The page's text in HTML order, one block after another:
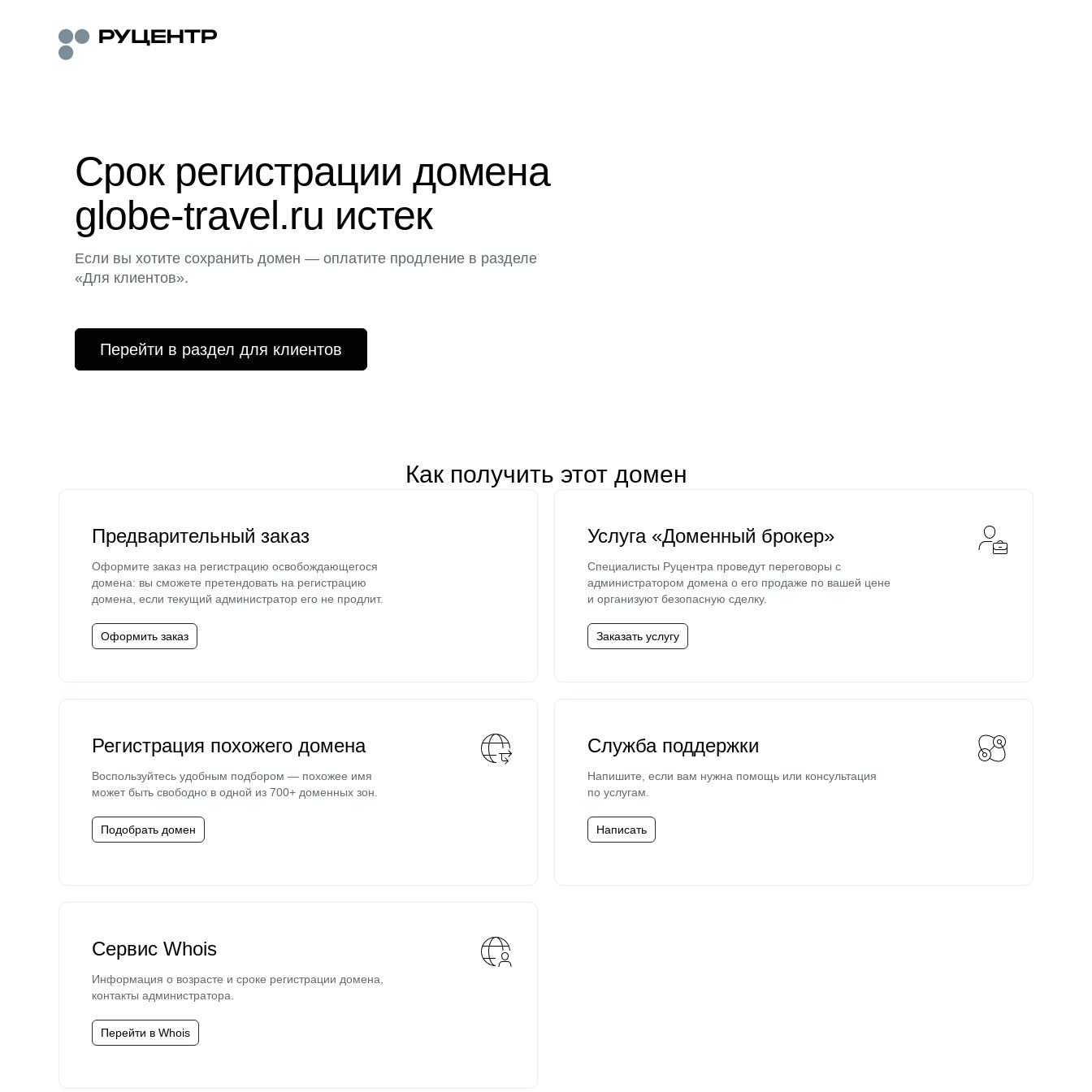
Срок регистрации домена
globe-travel.ru истек
Если вы хотите сохранить домен — оплатите продление в разделе
«Для клиентов».
Перейти в раздел для клиентов
Как получить этот домен
Предварительный заказ
Оформите заказ на регистрацию освобождающегося
домена: вы сможете претендовать на регистрацию
домена, если текущий администратор его не продлит.
Оформить заказ
Услуга «Доменный брокер»
Специалисты Руцентра проведут переговоры с
администратором домена о его продаже по вашей цене
и организуют безопасную сделку.
Заказать услугу
Регистрация похожего домена
Воспользуйтесь удобным подбором — похожее имя
может быть свободно в одной из 700+ доменных зон.
Подобрать домен
Служба поддержки
Напишите, если вам нужна помощь или консультация
по услугам.
Написать
Сервис Whois
Информация о возрасте и сроке регистрации домена,
контакты администратора.
Перейти в Whois